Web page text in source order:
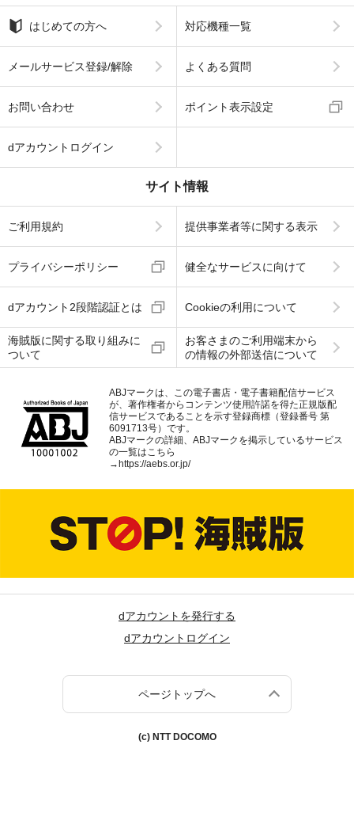
はじめての方へ 対応機種一覧
メールサービス登録/解除 よくある質問
お問い合わせ ポイント表示設定
dアカウントログイン
サイト情報
ご利用規約 提供事業者等に関する表示
プライバシーポリシー 健全なサービスに向けて
dアカウント2段階認証とは Cookieの利用について
海賊版に関する取り組みに
ついて
お客さまのご利用端末から
の情報の外部送信について
ABJマークは、この電子書店・電子書籍配信サービス
が、著作権者からコンテンツ使用許諾を得た正規版配
信サービスであることを示す登録商標（登録番号 第
6091713号）です。
ABJマークの詳細、ABJマークを掲示しているサービス
の一覧はこちら
→https://aebs.or.jp/
dアカウントを発行する
dアカウントログイン
ページトップへ
(c) NTT DOCOMO